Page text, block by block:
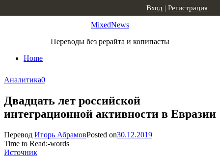
MixedNews
Переводы без рерайта и копипасты
Home
Вход | Регистрация
Аналитика0
Двадцать лет российской
интеграционной активности в Евразии
Перевод Игорь АбрамовPosted on30.12.2019
Time to Read:-words
Источник